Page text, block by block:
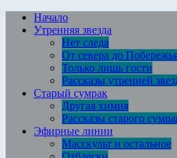
Перейти
содержимому
Начало
Утренняя звезда
Нет следа
От севера до
Только лишь гости
Рассказы утренней
Старый сумрак
Другая химия
Рассказы старого
Эфирные линии
Масскульт и остальное